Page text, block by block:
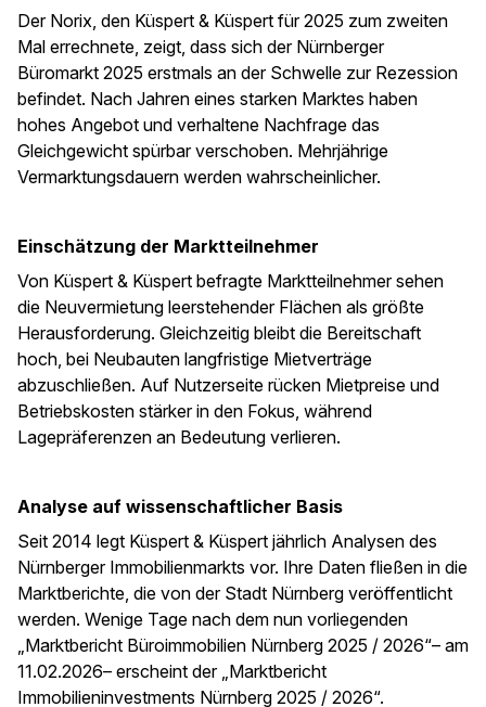
Der Norix, den Küspert & Küspert für 2025 zum zweiten
Mal errechnete, zeigt, dass sich der Nürnberger
Büromarkt 2025 erstmals an der Schwelle zur Rezession
befindet. Nach Jahren eines starken Marktes haben
hohes Angebot und verhaltene Nachfrage das
Gleichgewicht spürbar verschoben. Mehrjährige
Vermarktungsdauern werden wahrscheinlicher.
Einschätzung der Marktteilnehmer
Von Küspert & Küspert befragte Marktteilnehmer sehen
die Neuvermietung leerstehender Flächen als größte
Herausforderung. Gleichzeitig bleibt die Bereitschaft
hoch, bei Neubauten langfristige Mietverträge
abzuschließen. Auf Nutzerseite rücken Mietpreise und
Betriebskosten stärker in den Fokus, während
Lagepräferenzen an Bedeutung verlieren.
Analyse auf wissenschaftlicher Basis
Seit 2014 legt Küspert & Küspert jährlich Analysen des
Nürnberger Immobilienmarkts vor. Ihre Daten fließen in die
Marktberichte, die von der Stadt Nürnberg veröffentlicht
werden. Wenige Tage nach dem nun vorliegenden
„Marktbericht Büroimmobilien Nürnberg 2025 / 2026“– am
11.02.2026– erscheint der „Marktbericht
Immobilieninvestments Nürnberg 2025 / 2026“.